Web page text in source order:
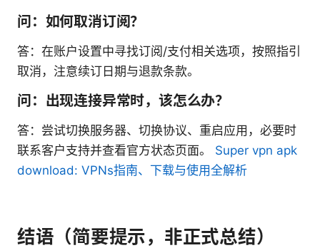
问：如何取消订阅？
答：在账户设置中寻找订阅/支付相关选项，按照指引
取消，注意续订日期与退款条款。
问：出现连接异常时，该怎么办？
答：尝试切换服务器、切换协议、重启应用，必要时
联系客户支持并查看官方状态页面。 Super vpn apk
download: VPNs指南、下载与使用全解析
结语（简要提示，非正式总结）